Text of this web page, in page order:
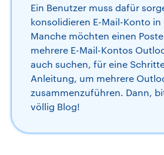
Ein Benutzer muss dafür
konsolidieren E-Mail-Konto
Manche möchten einen
mehrere E-Mail-Kontos
auch suchen, für eine
Anleitung, um mehrere
zusammenzuführen. Dann,
völlig Blog!